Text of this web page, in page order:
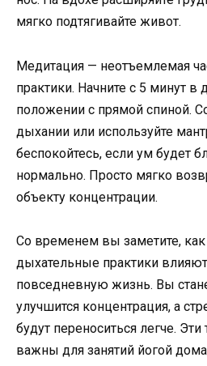
мягко подтягивайте живот.
Медитация — неотъемлемая
практики. Начните с 5 минут в
положении с прямой спиной.
дыхании или используйте
беспокойтесь, если ум будет
нормально. Просто мягко
объекту концентрации.
Со временем вы заметите,
дыхательные практики
повседневную жизнь. Вы
улучшится концентрация, а
будут переноситься легче.
важны для занятий йогой